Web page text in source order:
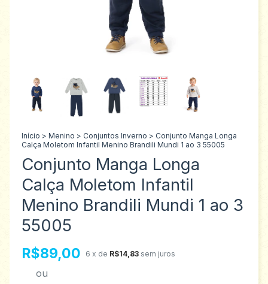
Início > Menino > Conjuntos Inverno > Conjunto Manga Longa
Calça Moletom Infantil Menino Brandili Mundi 1 ao 3 55005
Conjunto Manga Longa
Calça Moletom Infantil
Menino Brandili Mundi 1 ao 3
55005
R$89,00 6 x de R$14,83 sem juros
ou